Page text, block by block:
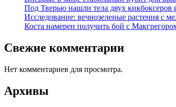
Под Тверью нашли тела двух кикбоксеров
Исследование: вечнозеленые растения с
Коста намерен получить бой с
Свежие комментарии
Нет комментариев для просмотра.
Архивы